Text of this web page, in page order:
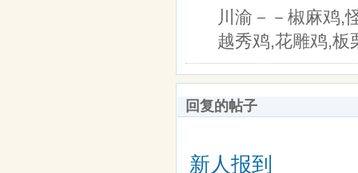
川渝－－椒麻鸡,
越秀鸡,花雕鸡,板
回复的帖子
新人报到